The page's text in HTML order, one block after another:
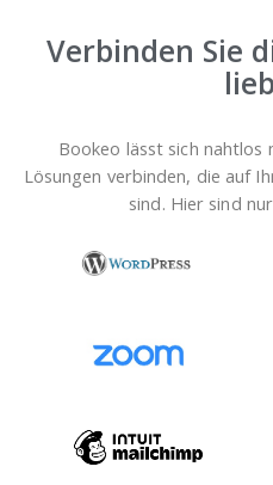
Verbinden Sie
Bookeo lässt sich
Lösungen verbinden, die auf
sind. Hier sind